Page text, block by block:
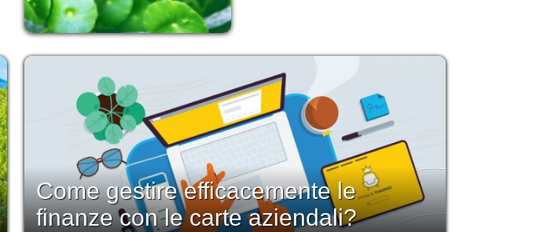
Come gestire efficacemente le
finanze con le carte aziendali?